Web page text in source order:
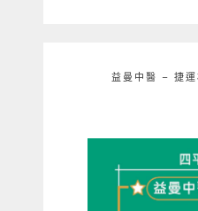
益曼中醫 – 捷運